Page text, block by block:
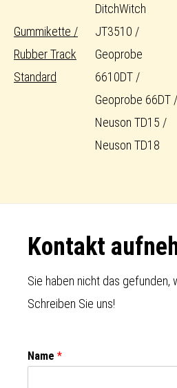
Gummikette /
Rubber Track
Standard
DitchWitch
JT3510 /
Geoprobe
6610DT /
Geoprobe 66DT /
Neuson TD15 /
Neuson TD18
Footer
Kontakt
Sie haben nicht das gefunden,
Schreiben Sie uns!
Name *